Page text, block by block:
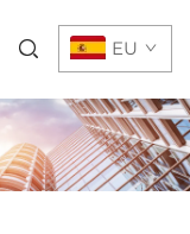
EU